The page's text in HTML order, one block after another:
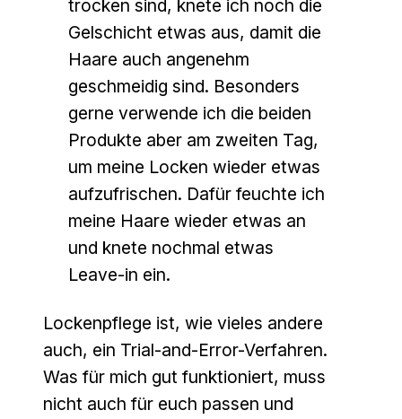
trocken sind, knete ich noch die
Gelschicht etwas aus, damit die
Haare auch angenehm
geschmeidig sind. Besonders
gerne verwende ich die beiden
Produkte aber am zweiten Tag,
um meine Locken wieder etwas
aufzufrischen. Dafür feuchte ich
meine Haare wieder etwas an
und knete nochmal etwas
Leave-in ein.
Lockenpflege ist, wie vieles andere
auch, ein Trial-and-Error-Verfahren.
Was für mich gut funktioniert, muss
nicht auch für euch passen und